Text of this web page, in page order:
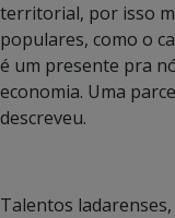
territorial, por isso
populares, como o
é um presente pra
economia. Uma
descreveu.
Talentos